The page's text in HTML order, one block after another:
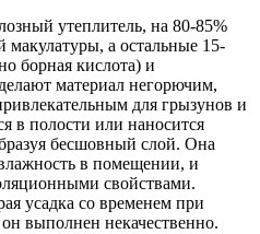
утеплитель, на 80-85%
макулатуры, а остальные 15-
борная кислота) и
материал негорючим,
для грызунов и
в полости или наносится
бесшовный слой. Она
в помещении, и
свойствами.
усадка со временем при
выполнен некачественно.